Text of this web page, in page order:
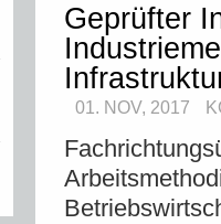
Geprüfter
01. NOV, 2017